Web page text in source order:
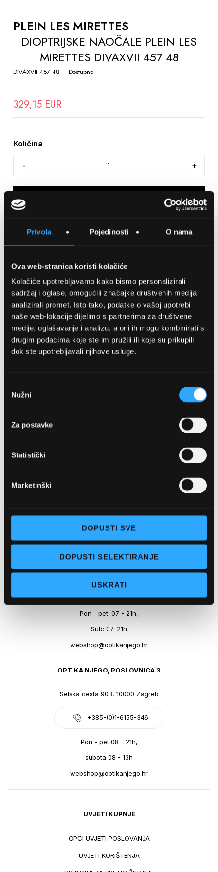
Privola Pojedinosti O nama
Ova web-stranica koristi kolačiće
Kolačiće upotrebljavamo kako bismo personalizirali
sadržaj i oglase, omogućili značajke društvenih medija i
analizirali promet. Isto tako, podatke o vašoj upotrebi
naše web-lokacije dijelimo s partnerima za društvene
medije, oglašavanje i analizu, a oni ih mogu kombinirati s
drugim podacima koje ste im pružili ili koje su prikupili
dok ste upotrebljavali njihove usluge.
pristanka
Nužni
Za postavke
Statistički
Marketinški
DOPUSTI SVE
DOPUSTI SELEKTIRANJE
USKRATI
THE
BEGINNING
OF
GALLERY
PLEIN LES MIRETTES
DIOPTRIJSKE NAOČALE PLEIN LES
MIRETTES DIVAXVII 457 48
DIVAXVII 457 48 Dostupno
329,15 EUR
Količina
SPREMITE NA LISTU ŽELJA
Detalji
Podijeli s prijateljima
webshop@optikanjego.hr
OPTIKA NJEGO, POSLOVNICA 2
+385-(0)21-612-709
Pon - pet: 07 - 21h,
Sub: 07-21h
webshop@optikanjego.hr
OPTIKA NJEGO, POSLOVNICA 3
Selska cesta 90B, 10000 Zagreb
+385-(0)1-6155-346
Pon - pet 08 - 21h,
subota 08 - 13h
webshop@optikanjego.hr
UVJETI KUPNJE
OPĆI UVJETI POSLOVANJA
UVJETI KORIŠTENJA